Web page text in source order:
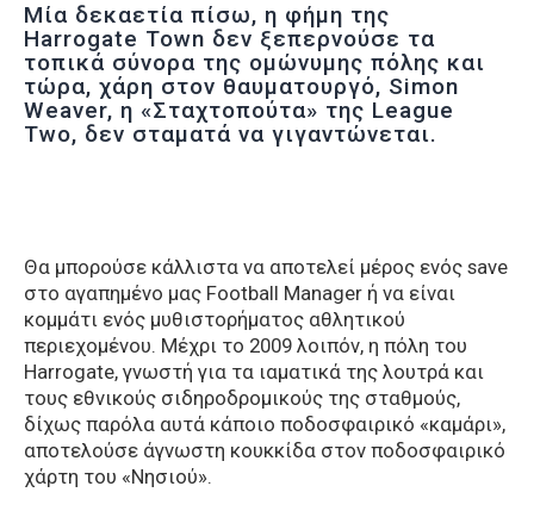
Μία δεκαετία πίσω, η φήμη της
Harrogate Town δεν ξεπερνούσε τα
τοπικά σύνορα της ομώνυμης πόλης και
τώρα, χάρη στον θαυματουργό, Simon
Weaver, η «Σταχτοπούτα» της League
Two, δεν σταματά να γιγαντώνεται.
Θα μπορούσε κάλλιστα να αποτελεί μέρος ενός save
στο αγαπημένο μας Football Manager ή να είναι
κομμάτι ενός μυθιστορήματος αθλητικού
περιεχομένου. Μέχρι το 2009 λοιπόν, η πόλη του
Harrogate, γνωστή για τα ιαματικά της λουτρά και
τους εθνικούς σιδηροδρομικούς της σταθμούς,
δίχως παρόλα αυτά κάποιο ποδοσφαιρικό «καμάρι»,
αποτελούσε άγνωστη κουκκίδα στον ποδοσφαιρικό
χάρτη του «Νησιού».